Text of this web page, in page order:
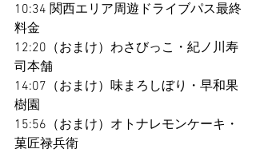
10:34 関西エリア周遊ドライブパス最終
料金
12:20（おまけ）わさびっこ・紀ノ川寿
司本舗
14:07（おまけ）味まろしぼり・早和果
樹園
15:56（おまけ）オトナレモンケーキ・
菓匠禄兵衛